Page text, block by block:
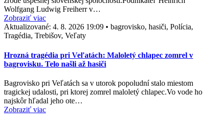
Wolfgang Ludwig Freiherr v…
Zobraziť viac
Aktualizované: 4. 8. 2026 19:09 • bagrovisko, hasiči, Polícia,
Tragédia, Trebišov, Veľaty
Hrozná tragédia pri Veľatách: Maloletý chlapec zomrel v
bagrovisku. Telo našli až hasiči
Bagrovisko pri Veľatách sa v utorok popoludní stalo miestom
tragickej udalosti, pri ktorej zomrel maloletý chlapec.Vo vode ho
najskôr hľadal jeho ote…
Zobraziť viac